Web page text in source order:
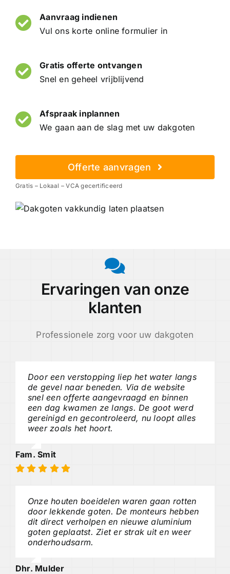
Aanvraag indienen
Vul ons korte online formulier in
Gratis offerte ontvangen
Snel en geheel vrijblijvend
Afspraak inplannen
We gaan aan de slag met uw dakgoten
Offerte aanvragen
Gratis – Lokaal – VCA gecertificeerd
Ervaringen van onze
klanten
Professionele zorg voor uw dakgoten
Door een verstopping liep het water langs
de gevel naar beneden. Via de website
snel een offerte aangevraagd en binnen
een dag kwamen ze langs. De goot werd
gereinigd en gecontroleerd, nu loopt alles
weer zoals het hoort.
Fam. Smit
Onze houten boeidelen waren gaan rotten
door lekkende goten. De monteurs hebben
dit direct verholpen en nieuwe aluminium
goten geplaatst. Ziet er strak uit en weer
onderhoudsarm.
Dhr. Mulder